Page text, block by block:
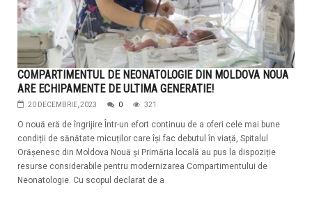
COMPARTIMENTUL DE NEONATOLOGIE DIN MOLDOVA NOUA
ARE ECHIPAMENTE DE ULTIMA GENERATIE!
20 DECEMBRIE, 2023 0 321
O nouă eră de îngrijire Într-un efort continuu de a oferi cele mai bune
condiții de sănătate micuților care își fac debutul în viață, Spitalul
Orășenesc din Moldova Nouă și Primăria locală au pus la dispoziție
resurse considerabile pentru modernizarea Compartimentului de
Neonatologie. Cu scopul declarat de a